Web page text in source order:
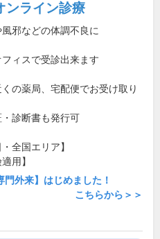
ンライン診療
邪などの体調不良に
フィスで受診出来ます
の薬局、宅配便でお受け取り
診断書も発行可
・全国エリア】
用】
門外来】はじめました！
こちらから＞＞